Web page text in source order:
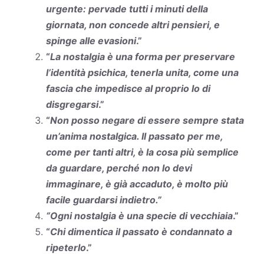
urgente: pervade tutti i minuti della
giornata, non concede altri pensieri, e
spinge alle evasioni.”
“La nostalgia è una forma per preservare
l’identità psichica, tenerla unita, come una
fascia che impedisce al proprio Io di
disgregarsi.”
“Non posso negare di essere sempre stata
un’anima nostalgica. Il passato per me,
come per tanti altri, è la cosa più semplice
da guardare, perché non lo devi
immaginare, è già accaduto, è molto più
facile guardarsi indietro.”
“Ogni nostalgia è una specie di vecchiaia.”
“Chi dimentica il passato è condannato a
ripeterlo.”